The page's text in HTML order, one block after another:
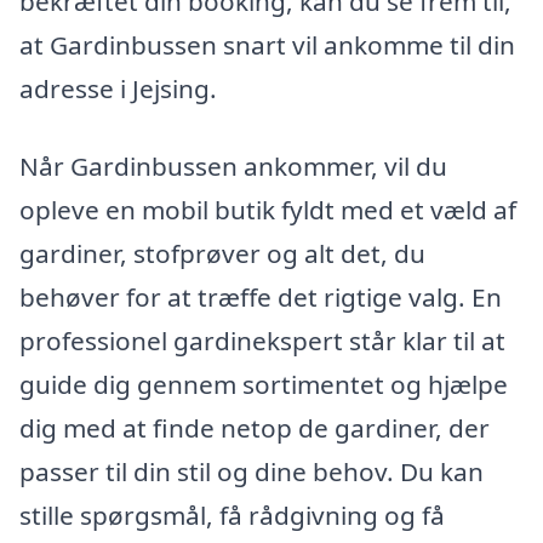
at Gardinbussen snart vil ankomme til din
adresse i Jejsing.
Når Gardinbussen ankommer, vil du
opleve en mobil butik fyldt med et væld af
gardiner, stofprøver og alt det, du
behøver for at træffe det rigtige valg. En
professionel gardinekspert står klar til at
guide dig gennem sortimentet og hjælpe
dig med at finde netop de gardiner, der
passer til din stil og dine behov. Du kan
stille spørgsmål, få rådgivning og få